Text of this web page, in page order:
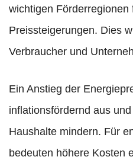
wichtigen Förderregionen
Preissteigerungen. Dies
Verbraucher und
Ein Anstieg der
inflationsfördernd aus
Haushalte mindern. Für
bedeuten höhere Kosten